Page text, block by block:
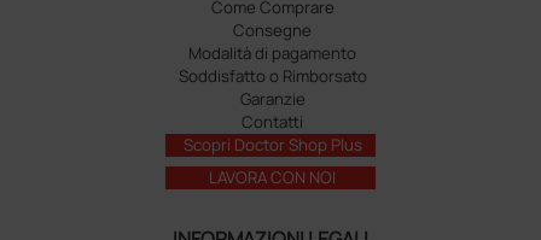
Come Comprare
Consegne
Modalità di pagamento
Soddisfatto o Rimborsato
Garanzie
Contatti
Scopri Doctor Shop Plus
LAVORA CON NOI